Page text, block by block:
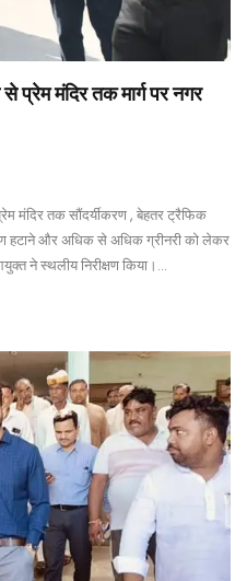
प्रेम मंदिर तक मार्ग पर नगर
मंदिर तक सौंदर्यीकरण , बेहतर ट्रैफिक
हटाने और अधिक से अधिक ग्रीनरी को लेकर
ने स्थलीय निरीक्षण किया।…